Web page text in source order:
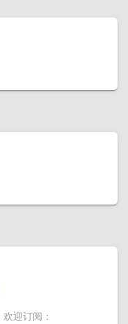
迎订阅：